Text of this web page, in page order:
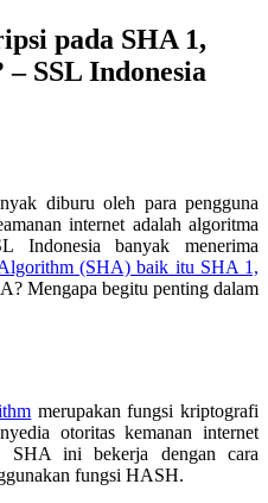
pada SHA 1,
– SSL Indonesia
diburu oleh para pengguna
internet adalah algoritma
Indonesia banyak menerima
(SHA) baik itu SHA 1,
Mengapa begitu penting dalam
merupakan fungsi kriptografi
otoritas kemanan internet
SHA ini bekerja dengan cara
fungsi HASH.